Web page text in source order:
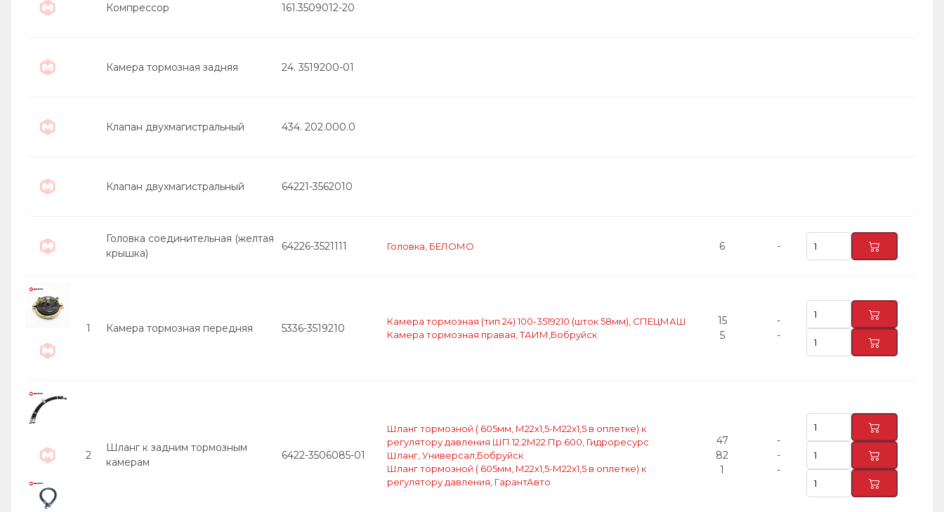
Компрессор 161.3509012-20
Камера тормозная задняя 24. 3519200-01
Клапан двухмагистральный 434. 202.000.0
Клапан двухмагистральный 64221-3562010
Головка соединительная (желтая
крышка)
64226-3521111 Головка, БЕЛОМО 6 -
1 Камера тормозная передняя 5336-3519210
Камера тормозная (тип 24) 100-3519210 (шток 58мм), СПЕЦМАШ
Камера тормозная правая, ТАИМ,Бобруйск
15
5
-
-
2
Шланг к задним тормозным
камерам
6422-3506085-01
Шланг тормозной ( 605мм, М22х1,5-М22х1,5 в оплетке) к
регулятору давления ШП.12.2М22.Пр.600, Гидроресурс
Шланг, Универсал,Бобруйск
Шланг тормозной ( 605мм, М22х1,5-М22х1,5 в оплетке) к
регулятору давления, ГарантАвто
47
82
1
-
-
-